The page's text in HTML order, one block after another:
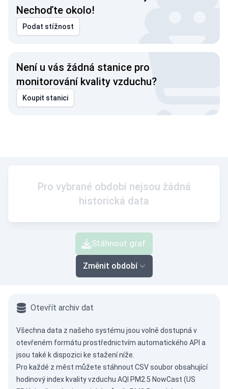
Nechoďte okolo!
Podat stížnost
Není u vás žádná stanice pro
monitorování kvality vzduchu?
Koupit stanici
Pro vybrané období nejsou žádná
historická data
Stáhnout graf
Změnit období
Otevřít archiv dat
Všechna data z našeho systému jsou volně dostupná v
otevřeném formátu prostřednictvím automatického API a
jsou také k dispozici ke stažení níže.
Pro každé z měst můžete stáhnout CSV soubor obsahující
hodinový index kvality vzduchu AQI PM2.5 NowCast (US